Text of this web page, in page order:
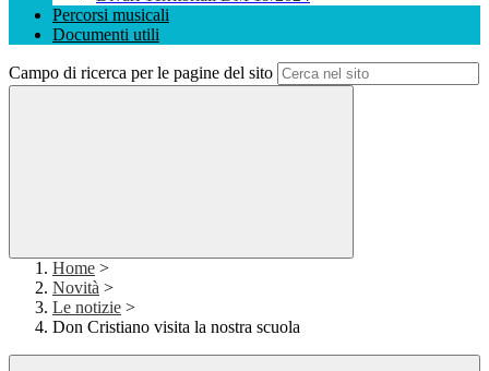
Percorsi musicali
Documenti utili
Campo di ricerca per le pagine del sito
Home >
Novità >
Le notizie >
Don Cristiano visita la nostra scuola